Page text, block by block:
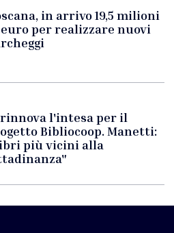
in arrivo 19,5 milioni
per realizzare nuovi
rinnova l'intesa per il
Bibliocoop. Manetti:
più vicini alla